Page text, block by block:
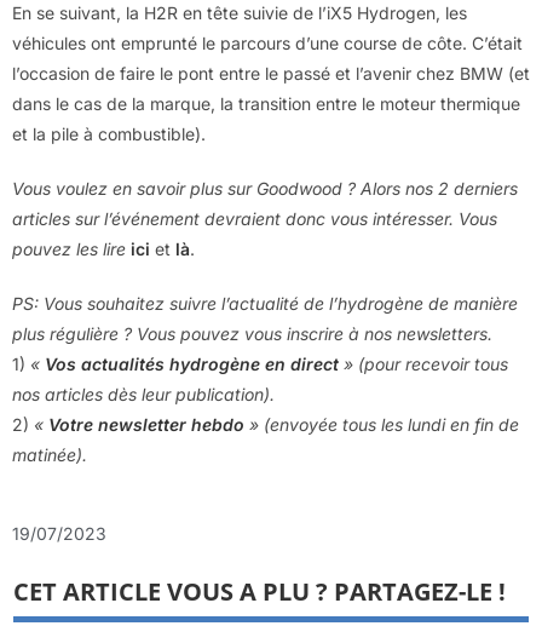
En se suivant, la H2R en tête suivie de l’iX5 Hydrogen, les
véhicules ont emprunté le parcours d’une course de côte. C’était
l’occasion de faire le pont entre le passé et l’avenir chez BMW (et
dans le cas de la marque, la transition entre le moteur thermique
et la pile à combustible).
Vous voulez en savoir plus sur Goodwood ? Alors nos 2 derniers
articles sur l’événement devraient donc vous intéresser. Vous
pouvez les lire ici et là.
PS: Vous souhaitez suivre l’actualité de l’hydrogène de manière
plus régulière ? Vous pouvez vous inscrire à nos newsletters.
1) « Vos actualités hydrogène en direct » (pour recevoir tous
nos articles dès leur publication).
2) « Votre newsletter hebdo » (envoyée tous les lundi en fin de
matinée).
19/07/2023
CET ARTICLE VOUS A PLU ? PARTAGEZ-LE !